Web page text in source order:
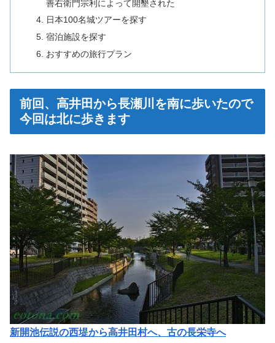
善右衛門宗利によって開墾された
日本100名城ツアーを探す
宿泊施設を探す
おすすめの旅行プラン
前回、高井田から長瀬川を南に歩いたので
今回は北に歩きます
新開池伝説の西堤から高井田村へ、古の長栄寺へ